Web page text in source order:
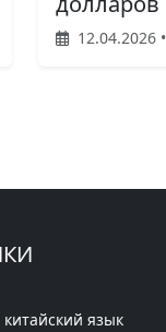
12.04.2026 •
язык